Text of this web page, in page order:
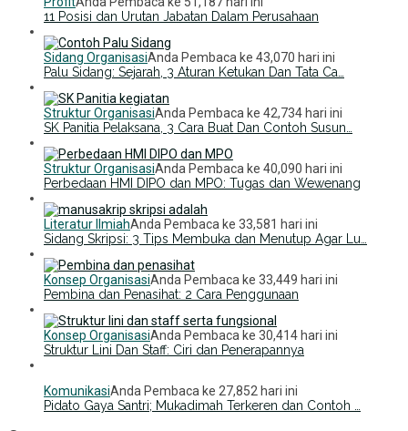
11 Posisi dan Urutan Jabatan Dalam Perusahaan
Sidang OrganisasiAnda Pembaca ke 43,070 hari ini
Palu Sidang: Sejarah, 3 Aturan Ketukan Dan Tata Ca…
Struktur OrganisasiAnda Pembaca ke 42,734 hari ini
SK Panitia Pelaksana, 3 Cara Buat Dan Contoh Susun…
Struktur OrganisasiAnda Pembaca ke 40,090 hari ini
Perbedaan HMI DIPO dan MPO: Tugas dan Wewenang
Literatur IlmiahAnda Pembaca ke 33,581 hari ini
Sidang Skripsi: 3 Tips Membuka dan Menutup Agar Lu…
Konsep OrganisasiAnda Pembaca ke 33,449 hari ini
Pembina dan Penasihat: 2 Cara Penggunaan
Konsep OrganisasiAnda Pembaca ke 30,414 hari ini
Struktur Lini Dan Staff: Ciri dan Penerapannya
KomunikasiAnda Pembaca ke 27,852 hari ini
Pidato Gaya Santri; Mukadimah Terkeren dan Contoh …